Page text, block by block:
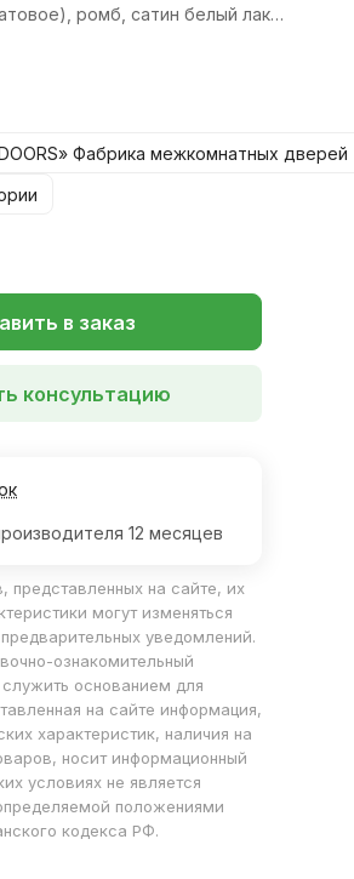
ромб, cатин белый лак
лак прозрачный, cатин бронза
cтекло кристалл зеркальная
600, 700, 800, 900х2000 мм. и
Фабрика межкомнатных дверей
в заказ
консультацию
12 месяцев
представленных на сайте, их
могут изменяться
уведомлений.
ознакомительный
основанием для
на сайте информация,
характеристик, наличия на
носит информационный
условиях не является
положениями
кодекса РФ.